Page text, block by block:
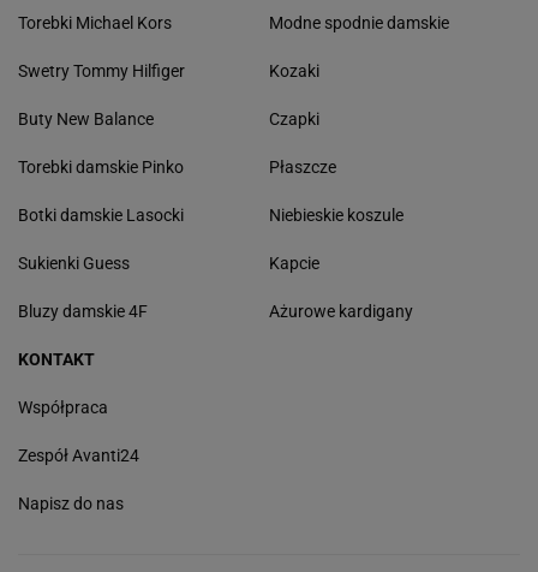
Torebki Michael Kors
Swetry Tommy Hilfiger
Buty New Balance
Torebki damskie Pinko
Botki damskie Lasocki
Sukienki Guess
Bluzy damskie 4F
Modne spodnie damskie
Kozaki
Czapki
Płaszcze
Niebieskie koszule
Kapcie
Ażurowe kardigany
KONTAKT
Współpraca
Zespół Avanti24
Napisz do nas